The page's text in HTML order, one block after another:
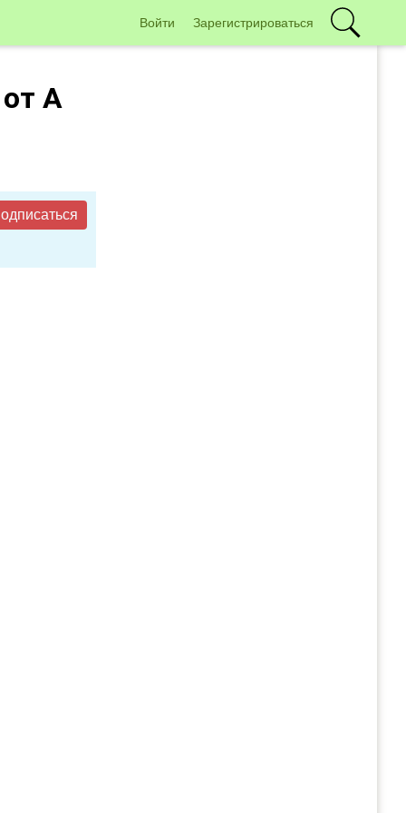
Войти Зарегистрироваться
А